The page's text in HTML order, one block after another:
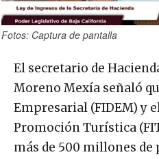
Fotos: Captura de pantalla
El secretario de
Moreno Mexía señaló
Empresarial (FIDEM) y
Promoción Turística
más de 500 millones de